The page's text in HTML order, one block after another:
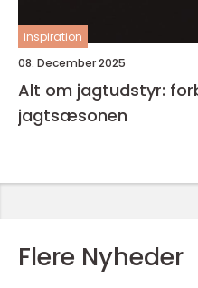
inspiration
08. December 2025
Alt om jagtudstyr:
jagtsæsonen
Flere Nyheder